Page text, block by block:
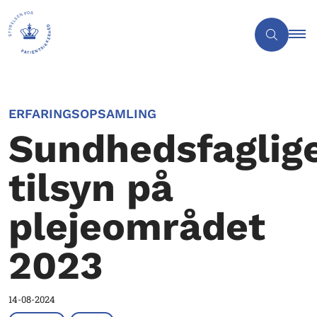
ERFARINGSOPSAMLING
tilsyn på
plejeområdet
2023
14-08-2024